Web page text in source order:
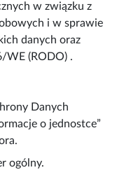
w związku z
i w sprawie
danych oraz
WE (RODO) .
Danych
o jednostce”
ogólny.